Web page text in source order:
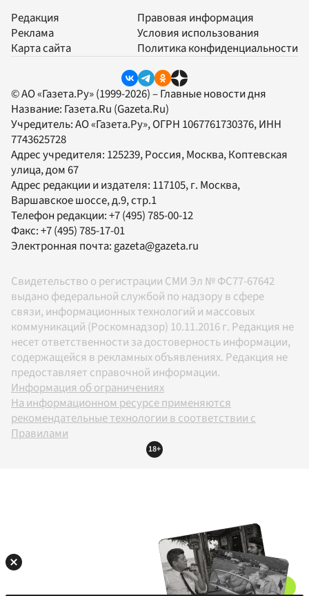
Редакция
Реклама
Карта сайта
Правовая информация
Условия использования
Политика конфиденциальности
© АО «Газета.Ру» (1999-2026) – Главные новости дня
Название: Газета.Ru (Gazeta.Ru)
Учредитель:АО «Газета.Ру», ОГРН 1067761730376, ИНН
7743625728
Адрес учредителя: 125239, Россия, Москва, Коптевская
улица, дом 67
Адрес редакции и издателя: 117105, г. Москва,
Варшавское шоссе, д.9, стр.1
Телефон редакции:+7 (495) 785-00-12
Факс:+7 (495) 785-17-01
Электронная почта:gazeta@gazeta.ru
Свидетельство о регистрации СМИ Эл № ФС77-67642
выдано федеральной службой по надзору в сфере
связи, информационных технологий и массовых
коммуникаций (Роскомнадзор) 10.11.2016 г. Редакция не
несет ответственности за достоверность информации,
содержащейся в рекламных объявлениях. Редакция не
предоставляет справочной информации.
Информация об ограничениях
На информационном ресурсе применяются
рекомендательные технологии в соответствии с
Правилами
18+